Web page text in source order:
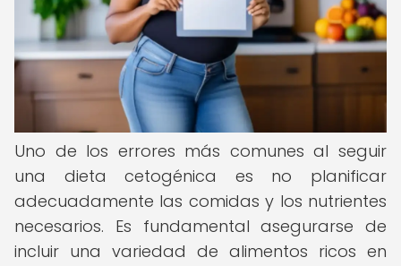
Uno de los errores más comunes al seguir
una dieta cetogénica es no planificar
adecuadamente las comidas y los nutrientes
necesarios. Es fundamental asegurarse de
incluir una variedad de alimentos ricos en